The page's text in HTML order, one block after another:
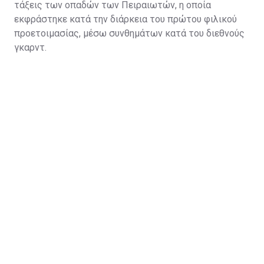
τάξεις των οπαδών των Πειραιωτών, η οποία
εκφράστηκε κατά την διάρκεια του πρώτου φιλικού
προετοιμασίας, μέσω συνθημάτων κατά του διεθνούς
γκαρντ.